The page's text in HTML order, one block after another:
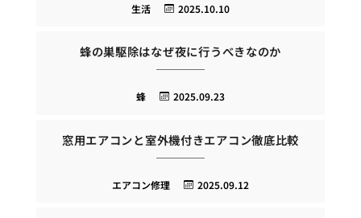
2025.10.10
生活
蜂の巣駆除はなぜ夜に行うべきなのか
2025.09.23
蜂
窓用エアコンと室外機付きエアコン徹底比較
2025.09.12
エアコン修理